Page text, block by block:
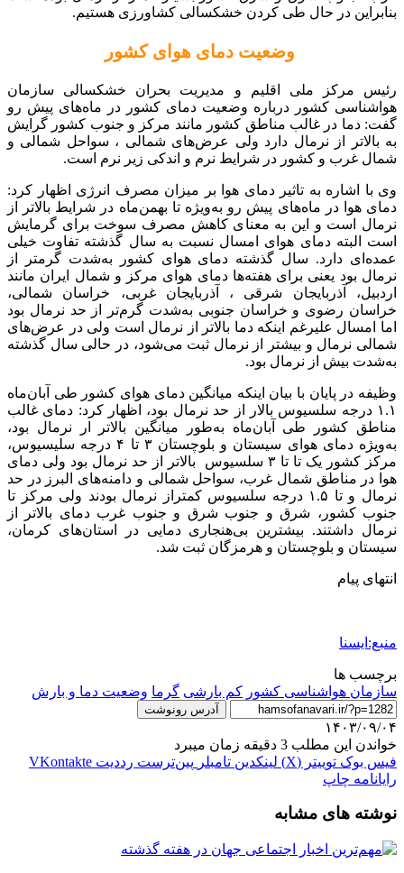
بنابراین در حال طی کردن خشکسالی کشاورزی هستیم.
وضعیت دمای هوای کشور
رئیس مرکز ملی اقلیم و مدیریت بحران خشکسالی سازمان
هواشناسی کشور درباره وضعیت دمای کشور در ماه‌های پیش رو
گفت: دما در غالب مناطق کشور مانند مرکز و جنوب کشور گرایش
به بالاتر از نرمال دارد ولی عرض‌های شمالی ، سواحل شمالی و
شمال غرب و کشور در شرایط نرم و اندکی زیر نرم است.
وی با اشاره به تاثیر دمای هوا بر میزان مصرف انرژی اظهار کرد:
دمای هوا در ماه‌های پیش رو به‌ویژه تا بهمن‌ماه در شرایط بالاتر از
نرمال است و این به معنای کاهش مصرف سوخت برای گرمایش
است البته دمای هوای امسال نسبت به سال گذشته تفاوت خیلی
عمده‌ای دارد. سال گذشته دمای هوای کشور به‌شدت گرمتر از
نرمال بود یعنی برای هفته‌ها دمای هوای مرکز و شمال ایران مانند
اردبیل، آذربایجان شرقی ، آذربایجان غربی، خراسان شمالی،
خراسان رضوی و خراسان جنوبی به‌شدت گرم‌تر از حد نرمال بود
اما امسال علیرغم اینکه دما بالاتر از نرمال است ولی در عرض‌های
شمالی نرمال و بیشتر از نرمال ثبت می‌شود، در حالی سال گذشته
به‌شدت بیش از نرمال بود.
وظیفه در پایان با بیان اینکه میانگین دمای هوای کشور طی آبان‌ماه
۱.۱ درجه سلسیوس بالار از حد نرمال بود، اظهار کرد: دمای غالب
مناطق کشور طی آبان‌ماه به‌طور میانگین بالاتر ار نرمال بود،
به‌ویژه دمای هوای سیستان و بلوچستان ۳ تا ۴ درجه سلیسیوس،
مرکز کشور یک تا تا ۳ سلسیوس بالاتر از حد نرمال بود ولی دمای
هوا در مناطق شمال غرب، سواحل شمالی و دامنه‌های البرز در حد
نرمال و تا ۱.۵ درجه سلسیوس کمتراز نرمال بودند ولی مرکز تا
جنوب کشور، شرق و جنوب شرق و جنوب غرب دمای بالاتر از
نرمال داشتند. بیشترین بی‌هنجاری دمایی در استان‌های کرمان،
سیستان و بلوچستان و هرمزگان ثبت شد.
انتهای پیام
منبع:ایسنا
برچسب ها
سازمان هواشناسی کشور کم بارشی گرما وضعیت دما و بارش
آدرس رونوشت
۱۴۰۳/۰۹/۰۴
خواندن این مطلب 3 دقیقه زمان میبرد
فیس بوک توییتر (X) لینکدین ‫تامبلر ‫پین‌ترست ‫رددیت ‫VKontakte
رایانامه چاپ
نوشته های مشابه